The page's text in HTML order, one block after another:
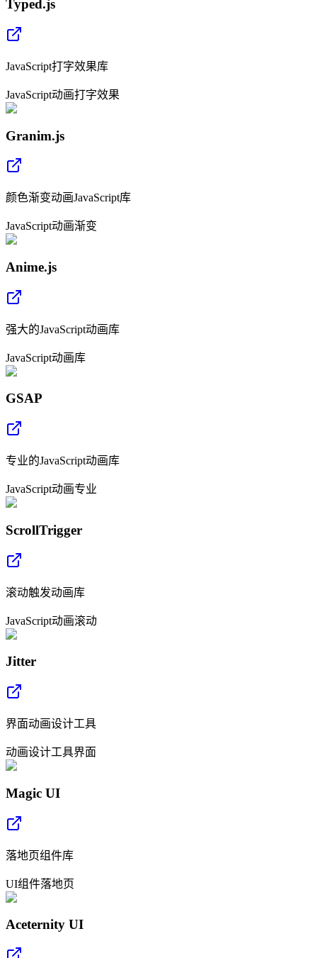
Typed.js
JavaScript打字效果库
JavaScript动画打字效果
Granim.js
颜色渐变动画JavaScript库
JavaScript动画渐变
Anime.js
强大的JavaScript动画库
JavaScript动画库
GSAP
专业的JavaScript动画库
JavaScript动画专业
ScrollTrigger
滚动触发动画库
JavaScript动画滚动
Jitter
界面动画设计工具
动画设计工具界面
Magic UI
落地页组件库
UI组件落地页
Aceternity UI